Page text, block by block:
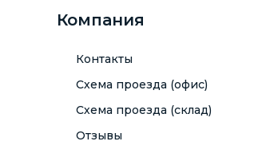
Компания
Контакты
Схема проезда (офис)
Схема проезда (склад)
Отзывы